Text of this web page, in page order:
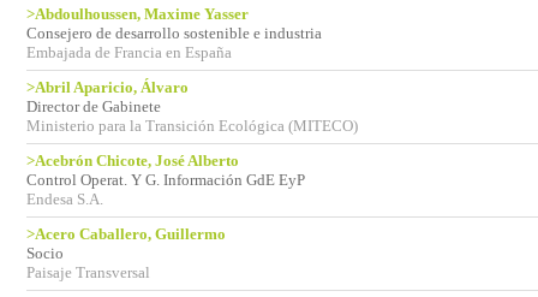
>Abdoulhoussen, Maxime Yasser
Consejero de desarrollo sostenible e industria
Embajada de Francia en España
>Abril Aparicio, Álvaro
Director de Gabinete
Ministerio para la Transición Ecológica (MITECO)
>Acebrón Chicote, José Alberto
Control Operat. Y G. Información GdE EyP
Endesa S.A.
>Acero Caballero, Guillermo
Socio
Paisaje Transversal